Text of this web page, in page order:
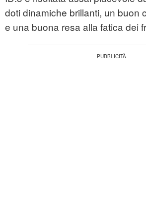
doti dinamiche brillanti, un buon
e una buona resa alla fatica dei